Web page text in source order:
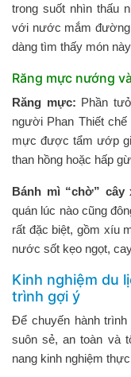
trong suốt nhìn thấu
với nước mắm đường
dàng tìm thấy món
Răng mực nướng
Răng mực: Phần
người Phan Thiết chế
mực được tẩm ướp
than hồng hoặc hấp
Bánh mì “chờ” cây
quán lúc nào cũng
rất đặc biệt, gồm xíu
nước sốt kẹo ngọt,
Kinh nghiệm du
trình gợi ý
Để chuyến hành
suôn sẻ, an toàn và
nang kinh nghiệm